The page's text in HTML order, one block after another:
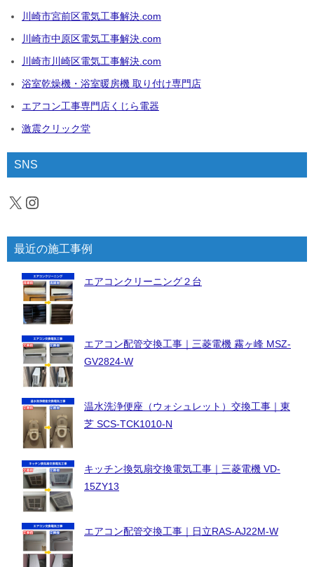
川崎市宮前区電気工事解決.com
川崎市中原区電気工事解決.com
川崎市川崎区電気工事解決.com
浴室乾燥機・浴室暖房機 取り付け専門店
エアコン工事専門店くじら電器
激震クリック堂
SNS
X Instagram
最近の施工事例
エアコンクリーニング２台
エアコン配管交換工事｜三菱電機 霧ヶ峰 MSZ-
GV2824-W
温水洗浄便座（ウォシュレット）交換工事｜東
芝 SCS-TCK1010-N
キッチン換気扇交換電気工事｜三菱電機 VD-
15ZY13
エアコン配管交換工事｜日立RAS-AJ22M-W